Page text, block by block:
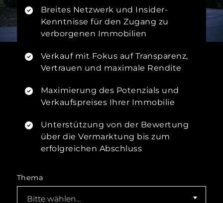
Breites Netzwerk und Insider-
Kenntnisse für den Zugang zu
verborgenen Immobilien
Verkauf mit Fokus auf Transparenz,
Vertrauen und maximale Rendite
Maximierung des Potenzials und
Verkaufspreises Ihrer Immobilie
Unterstützung von der Bewertung
über die Vermarktung bis zum
erfolgreichen Abschluss
Thema